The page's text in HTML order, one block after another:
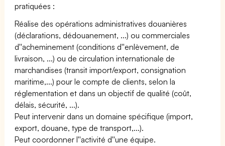
pratiquées :
Réalise des opérations administratives douanières
(déclarations, dédouanement, ...) ou commerciales
d''acheminement (conditions d''enlèvement, de
livraison, ...) ou de circulation internationale de
marchandises (transit import/export, consignation
maritime,...) pour le compte de clients, selon la
réglementation et dans un objectif de qualité (coût,
délais, sécurité, ...).
Peut intervenir dans un domaine spécifique (import,
export, douane, type de transport,...).
Peut coordonner l''activité d''une équipe.